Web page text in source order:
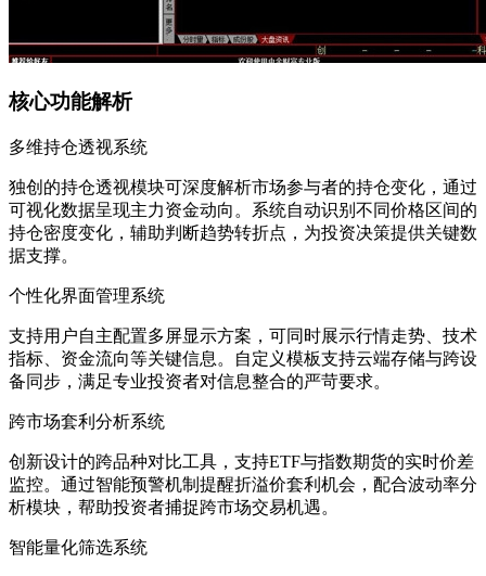
核心功能解析
多维持仓透视系统
独创的持仓透视模块可深度解析市场参与者的持仓变化，通过
可视化数据呈现主力资金动向。系统自动识别不同价格区间的
持仓密度变化，辅助判断趋势转折点，为投资决策提供关键数
据支撑。
个性化界面管理系统
支持用户自主配置多屏显示方案，可同时展示行情走势、技术
指标、资金流向等关键信息。自定义模板支持云端存储与跨设
备同步，满足专业投资者对信息整合的严苛要求。
跨市场套利分析系统
创新设计的跨品种对比工具，支持ETF与指数期货的实时价差
监控。通过智能预警机制提醒折溢价套利机会，配合波动率分
析模块，帮助投资者捕捉跨市场交易机遇。
智能量化筛选系统